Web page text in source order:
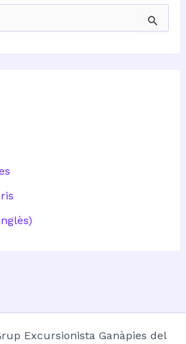
Excursionista Ganàpies del